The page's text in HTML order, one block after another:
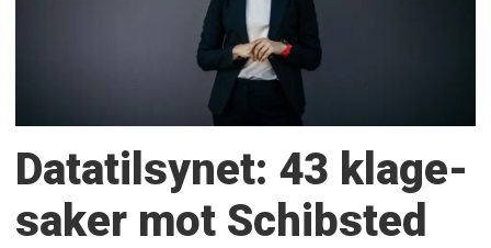
Datatilsynet: 43 klage­
saker mot Schibsted